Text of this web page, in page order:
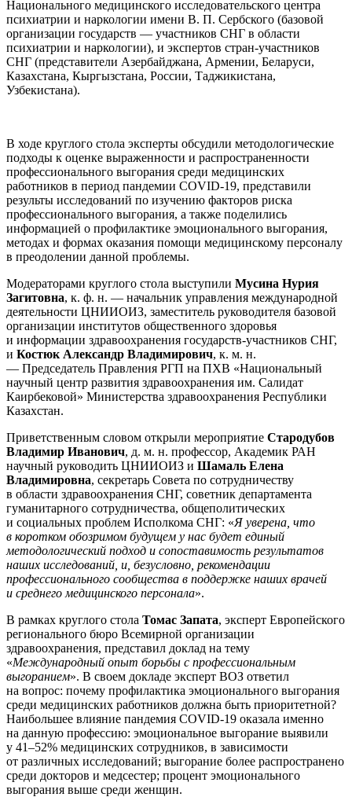
Национального медицинского исследовательского центра
психиатрии и наркологии имени В. П. Сербского (базовой
организации государств — участников СНГ в области
психиатрии и наркологии), и экспертов стран-участников
СНГ (представители Азербайджана, Армении, Беларуси,
Казахстана, Кыргызстана, России, Таджикистана,
Узбекистана).
В ходе круглого стола эксперты обсудили методологические
подходы к оценке выраженности и распространенности
профессионального выгорания среди медицинских
работников в период пандемии COVID-19, представили
результы исследований по изучению факторов риска
профессионального выгорания, а также поделились
информацией о профилактике эмоционального выгорания,
методах и формах оказания помощи медицинскому персоналу
в преодолении данной проблемы.
Модераторами круглого стола выступили Мусина Нурия
Загитовна, к. ф. н. — начальник управления международной
деятельности ЦНИИОИЗ, заместитель руководителя базовой
организации институтов общественного здоровья
и информации здравоохранения государств-участников СНГ,
и Костюк Александр Владимирович, к. м. н.
— Председатель Правления РГП на ПХВ «Национальный
научный центр развития здравоохранения им. Салидат
Каирбековой» Министерства здравоохранения Республики
Казахстан.
Приветственным словом открыли мероприятие Стародубов
Владимир Иванович, д. м. н. профессор, Академик РАН
научный руководить ЦНИИОИЗ и Шамаль Елена
Владимировна, секретарь Совета по сотрудничеству
в области здравоохранения СНГ, советник департамента
гуманитарного сотрудничества, общеполитических
и социальных проблем Исполкома СНГ: «Я уверена, что
в коротком обозримом будущем у нас будет единый
методологический подход и сопоставимость результатов
наших исследований, и, безусловно, рекомендации
профессионального сообщества в поддержке наших врачей
и среднего медицинского персонала».
В рамках круглого стола Томас Запата, эксперт Европейского
регионального бюро Всемирной организации
здравоохранения, представил доклад на тему
«Международный опыт борьбы с профессиональным
выгоранием». В своем докладе эксперт ВОЗ ответил
на вопрос: почему профилактика эмоционального выгорания
среди медицинских работников должна быть приоритетной?
Наибольшее влияние пандемия COVID-19 оказала именно
на данную профессию: эмоциональное выгорание выявили
у 41–52% медицинских сотрудников, в зависимости
от различных исследований; выгорание более распространено
среди докторов и медсестер; процент эмоционального
выгорания выше среди женщин.